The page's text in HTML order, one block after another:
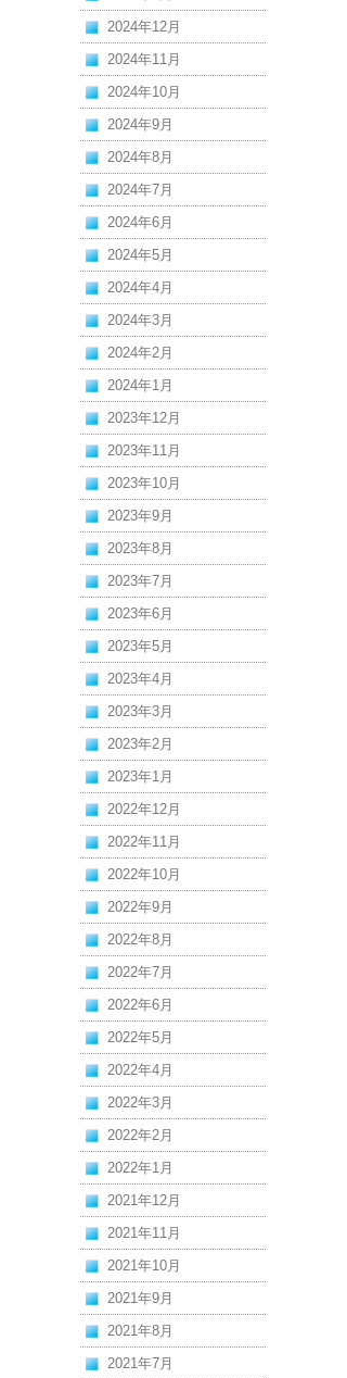
2024年12月
2024年11月
2024年10月
2024年9月
2024年8月
2024年7月
2024年6月
2024年5月
2024年4月
2024年3月
2024年2月
2024年1月
2023年12月
2023年11月
2023年10月
2023年9月
2023年8月
2023年7月
2023年6月
2023年5月
2023年4月
2023年3月
2023年2月
2023年1月
2022年12月
2022年11月
2022年10月
2022年9月
2022年8月
2022年7月
2022年6月
2022年5月
2022年4月
2022年3月
2022年2月
2022年1月
2021年12月
2021年11月
2021年10月
2021年9月
2021年8月
2021年7月